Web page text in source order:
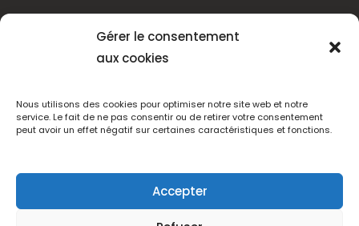
Gérer le consentement
aux cookies
Nous utilisons des cookies pour optimiser notre site web et notre
service. Le fait de ne pas consentir ou de retirer votre consentement
peut avoir un effet négatif sur certaines caractéristiques et fonctions.
Accepter
Galerie vidéos
Actualités de la CGT nationale
Actualités de la CGT Métallurgie